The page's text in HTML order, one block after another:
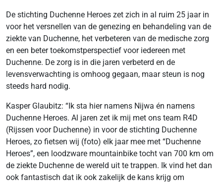
De stichting Duchenne Heroes zet zich in al ruim 25 jaar in
voor het versnellen van de genezing en behandeling van de
ziekte van Duchenne, het verbeteren van de medische zorg
en een beter toekomstperspectief voor iedereen met
Duchenne. De zorg is in die jaren verbeterd en de
levensverwachting is omhoog gegaan, maar steun is nog
steeds hard nodig.
Kasper Glaubitz: “Ik sta hier namens Nijwa én namens
Duchenne Heroes. Al jaren zet ik mij met ons team R4D
(Rijssen voor Duchenne) in voor de stichting Duchenne
Heroes, zo fietsen wij (foto) elk jaar mee met “Duchenne
Heroes”, een loodzware mountainbike tocht van 700 km om
de ziekte Duchenne de wereld uit te trappen. Ik vind het dan
ook fantastisch dat ik ook zakelijk de kans krijg om